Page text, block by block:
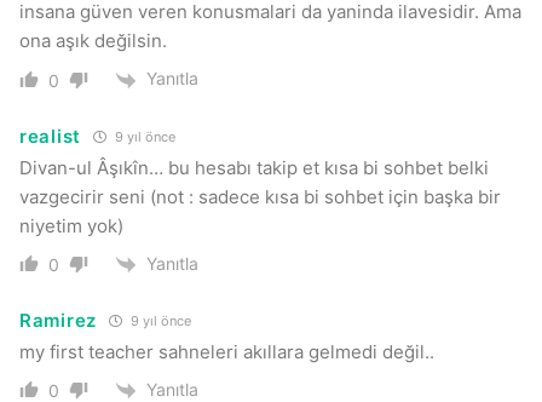
insana güven veren konusmalari da yaninda ilavesidir. Ama
ona aşık değilsin.
0 Yanıtla
realist 9 yıl önce
Divan-ul Âşıkîn… bu hesabı takip et kısa bi sohbet belki
vazgecirir seni (not : sadece kısa bi sohbet için başka bir
niyetim yok)
0 Yanıtla
Ramirez 9 yıl önce
my first teacher sahneleri akıllara gelmedi değil..
0 Yanıtla